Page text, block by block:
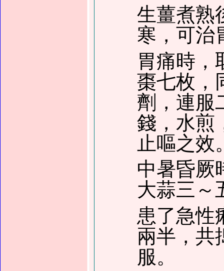
生薑煮熟
寒，可治
胃痛時，
棗七枚，
劑，連服
錢，水煎
止嘔之效
中暑昏厥
大蒜三～
患了急性
兩半，共
服。